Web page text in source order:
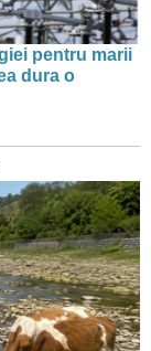
pentru marii
dura o